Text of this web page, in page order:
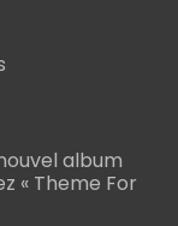
album
« Theme For